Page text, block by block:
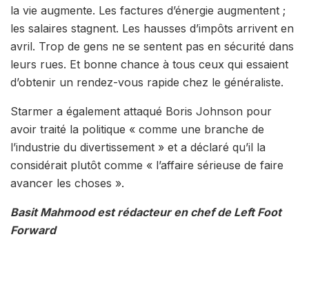
la vie augmente. Les factures d’énergie augmentent ;
les salaires stagnent. Les hausses d’impôts arrivent en
avril. Trop de gens ne se sentent pas en sécurité dans
leurs rues. Et bonne chance à tous ceux qui essaient
d’obtenir un rendez-vous rapide chez le généraliste.
Starmer a également attaqué Boris Johnson pour
avoir traité la politique « comme une branche de
l’industrie du divertissement » et a déclaré qu’il la
considérait plutôt comme « l’affaire sérieuse de faire
avancer les choses ».
Basit Mahmood est rédacteur en chef de Left Foot
Forward